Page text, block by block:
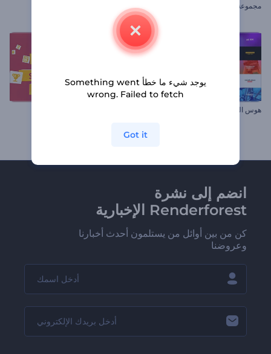
مجموعة الترويج البسيط النظيف
هوس الطباعة الملونة
انضم إلى نشرة
Renderforest الإخبارية
كن من بين أوائل من يستلمون أحدث أخبارنا
وعروضنا
يوجد شيء ما خطأ Something went
wrong. Failed to fetch
Got it